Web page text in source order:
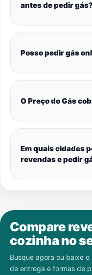
antes de pedir
Posso pedir gás
O Preço do Gás
Em quais cidades
revendas e pedir
Compare
cozinha no
Busque agora ou baixe
de entrega e formas de